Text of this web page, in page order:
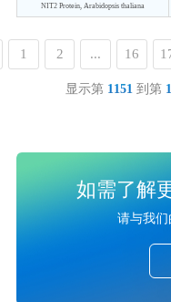
NIT2 Protein, Arabidopsis thaliana
显示第 1151 到第
1 2 ... 16
如需了解
请与我